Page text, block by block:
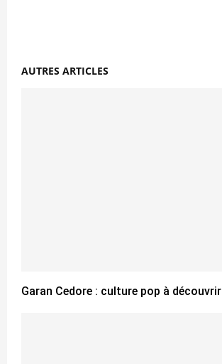
AUTRES ARTICLES
Garan Cedore : culture pop à découvrir